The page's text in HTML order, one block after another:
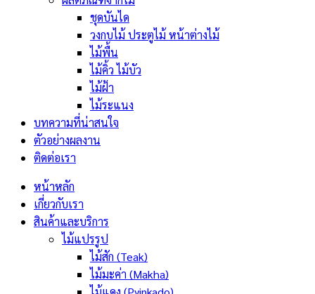
ชุดบันได
วงกบไม้ ประตูไม้ หน้าต่างไม้
ไม้พื้น
ไม้คิ้ว ไม้บัว
ไม้ฝ้า
ไม้ระแนง
บทความที่น่าสนใจ
ตัวอย่างผลงาน
ติดต่อเรา
หน้าหลัก
เกี่ยวกับเรา
สินค้าและบริการ
ไม้แปรรูป
ไม้สัก (Teak)
ไม้มะค่า (Makha)